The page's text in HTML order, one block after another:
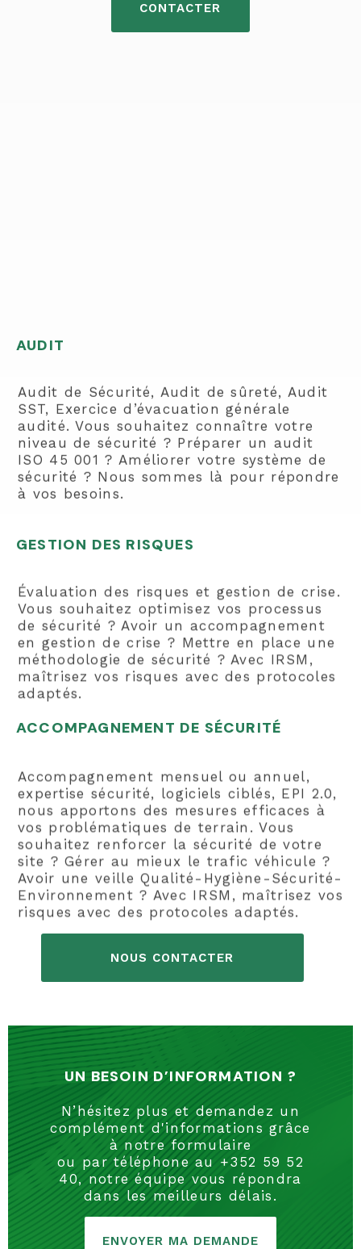
CONTACTER
AUDIT
Audit de Sécurité, Audit de sûreté, Audit
SST, Exercice d’évacuation générale
audité. Vous souhaitez connaître votre
niveau de sécurité ? Préparer un audit
ISO 45 001 ? Améliorer votre système de
sécurité ? Nous sommes là pour répondre
à vos besoins.
GESTION DES RISQUES
Évaluation des risques et gestion de crise.
Vous souhaitez optimisez vos processus
de sécurité ? Avoir un accompagnement
en gestion de crise ? Mettre en place une
méthodologie de sécurité ? Avec IRSM,
maîtrisez vos risques avec des protocoles
adaptés.
ACCOMPAGNEMENT DE SÉCURITÉ
Accompagnement mensuel ou annuel,
expertise sécurité, logiciels ciblés, EPI 2.0,
nous apportons des mesures efficaces à
vos problématiques de terrain. Vous
souhaitez renforcer la sécurité de votre
site ? Gérer au mieux le trafic véhicule ?
Avoir une veille Qualité-Hygiène-Sécurité-
Environnement ? Avec IRSM, maîtrisez vos
risques avec des protocoles adaptés.
NOUS CONTACTER
UN BESOIN D’INFORMATION ?
N’hésitez plus et demandez un
complément d'informations grâce
à notre formulaire
ou par téléphone au +352 59 52
40, notre équipe vous répondra
dans les meilleurs délais.
ENVOYER MA DEMANDE